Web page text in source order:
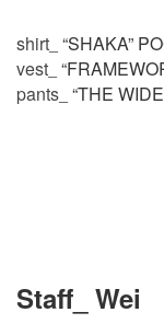
shirt “SHAKA”
vest
pants “THE
Staff_ Wei